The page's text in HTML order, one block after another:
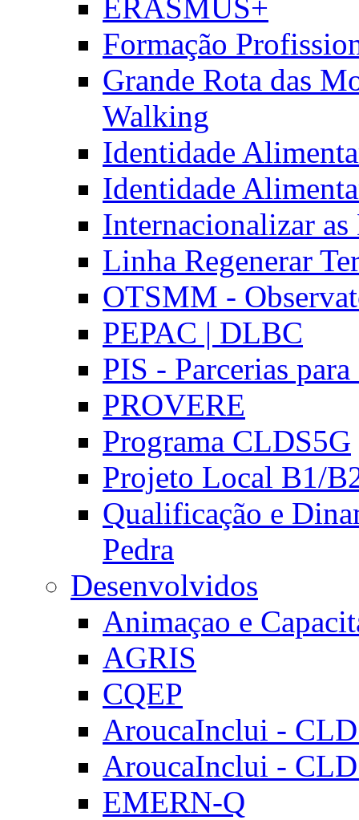
ERASMUS+
Formação
Grande Rota das
Walking
Identidade
Identidade
Internacionalizar
Linha Regenerar
OTSMM -
PEPAC | DLBC
PIS - Parcerias
PROVERE
Programa CLDS5G
Projeto Local B1/
Qualificação e
Pedra
Desenvolvidos
Animaçao e
AGRIS
CQEP
AroucaInclui -
AroucaInclui -
EMERN-Q